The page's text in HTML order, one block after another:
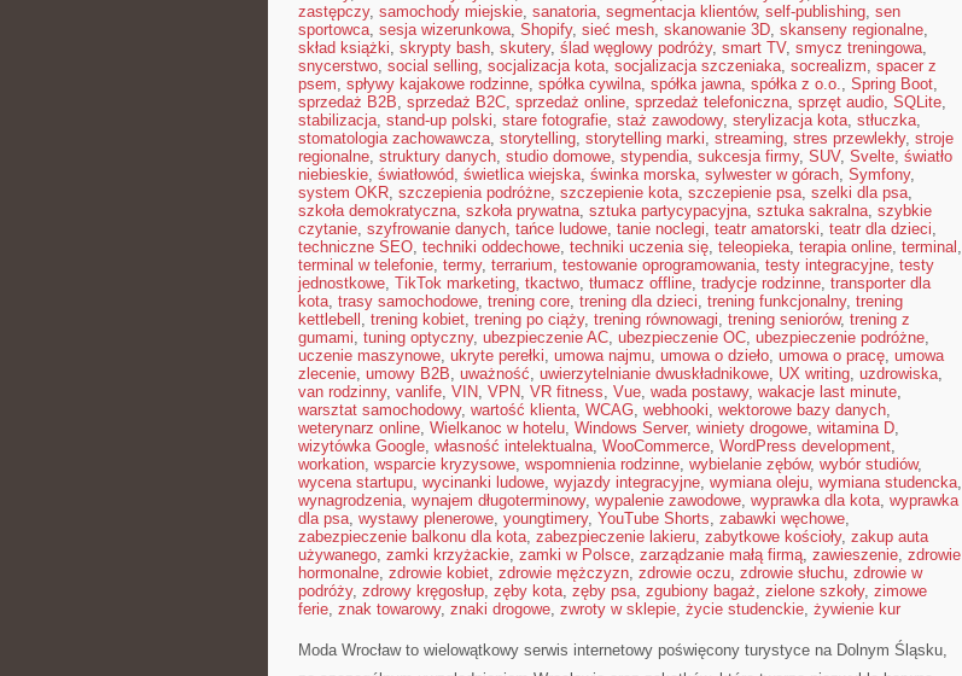
zastępczy, samochody miejskie, sanatoria, segmentacja klientów, self-publishing, sen
sportowca, sesja wizerunkowa, Shopify, sieć mesh, skanowanie 3D, skanseny regionalne,
skład książki, skrypty bash, skutery, ślad węglowy podróży, smart TV, smycz treningowa,
snycerstwo, social selling, socjalizacja kota, socjalizacja szczeniaka, socrealizm, spacer z
psem, spływy kajakowe rodzinne, spółka cywilna, spółka jawna, spółka z o.o., Spring Boot,
sprzedaż B2B, sprzedaż B2C, sprzedaż online, sprzedaż telefoniczna, sprzęt audio, SQLite,
stabilizacja, stand-up polski, stare fotografie, staż zawodowy, sterylizacja kota, stłuczka,
stomatologia zachowawcza, storytelling, storytelling marki, streaming, stres przewlekły, stroje
regionalne, struktury danych, studio domowe, stypendia, sukcesja firmy, SUV, Svelte, światło
niebieskie, światłowód, świetlica wiejska, świnka morska, sylwester w górach, Symfony,
system OKR, szczepienia podróżne, szczepienie kota, szczepienie psa, szelki dla psa,
szkoła demokratyczna, szkoła prywatna, sztuka partycypacyjna, sztuka sakralna, szybkie
czytanie, szyfrowanie danych, tańce ludowe, tanie noclegi, teatr amatorski, teatr dla dzieci,
techniczne SEO, techniki oddechowe, techniki uczenia się, teleopieka, terapia online, terminal ,
terminal w telefonie, termy, terrarium, testowanie oprogramowania, testy integracyjne, testy
jednostkowe, TikTok marketing, tkactwo, tłumacz offline, tradycje rodzinne, transporter dla
kota, trasy samochodowe, trening core, trening dla dzieci, trening funkcjonalny, trening
kettlebell , trening kobiet, trening po ciąży, trening równowagi, trening seniorów, trening z
gumami, tuning optyczny, ubezpieczenie AC, ubezpieczenie OC, ubezpieczenie podróżne,
uczenie maszynowe, ukryte perełki, umowa najmu, umowa o dzieło, umowa o pracę, umowa
zlecenie, umowy B2B, uważność, uwierzytelnianie dwuskładnikowe, UX writing, uzdrowiska,
van rodzinny, vanlife, VIN, VPN, VR fitness, Vue, wada postawy, wakacje last minute,
warsztat samochodowy, wartość klienta, WCAG, webhooki, wektorowe bazy danych,
weterynarz online, Wielkanoc w hotelu, Windows Server, winiety drogowe, witamina D,
wizytówka Google, własność intelektualna, WooCommerce, WordPress development,
workation, wsparcie kryzysowe, wspomnienia rodzinne, wybielanie zębów, wybór studiów,
wycena startupu, wycinanki ludowe, wyjazdy integracyjne, wymiana oleju, wymiana studencka,
wynagrodzenia, wynajem długoterminowy, wypalenie zawodowe, wyprawka dla kota, wyprawka
dla psa, wystawy plenerowe, youngtimery, YouTube Shorts, zabawki węchowe,
zabezpieczenie balkonu dla kota, zabezpieczenie lakieru, zabytkowe kościoły, zakup auta
używanego, zamki krzyżackie, zamki w Polsce, zarządzanie małą firmą, zawieszenie, zdrowie
hormonalne, zdrowie kobiet, zdrowie mężczyzn, zdrowie oczu, zdrowie słuchu, zdrowie w
podróży, zdrowy kręgosłup, zęby kota, zęby psa, zgubiony bagaż, zielone szkoły, zimowe
ferie, znak towarowy, znaki drogowe, zwroty w sklepie, życie studenckie, żywienie kur
Moda Wrocław to wielowątkowy serwis internetowy poświęcony turystyce na Dolnym Śląsku,